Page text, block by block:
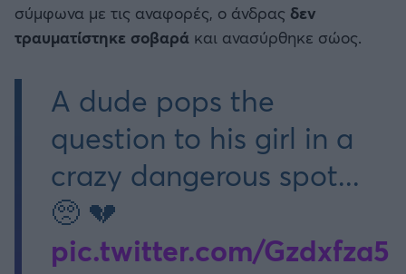
σύμφωνα με τις αναφορές, ο άνδρας δεν
τραυματίστηκε σοβαρά και ανασύρθηκε σώος.
A dude pops the
question to his girl in a
crazy dangerous spot...
🥺 💔
pic.twitter.com/